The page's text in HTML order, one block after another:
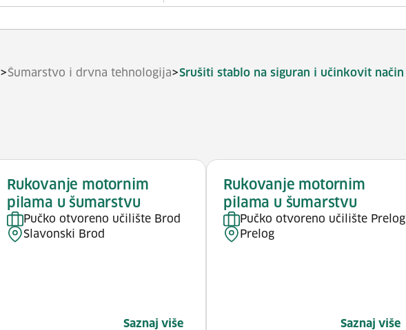
>Šumarstvo i drvna tehnologija>Srušiti stablo na siguran i učinkovit način
Rukovanje motornim
pilama u šumarstvu
Pučko otvoreno učilište Brod
Slavonski Brod
Saznaj više
Rukovanje motornim
pilama u šumarstvu
Pučko otvoreno učilište Prelog
Prelog
Saznaj više